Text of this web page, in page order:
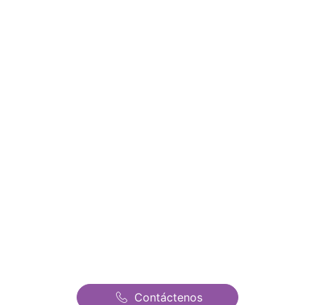
Contáctenos